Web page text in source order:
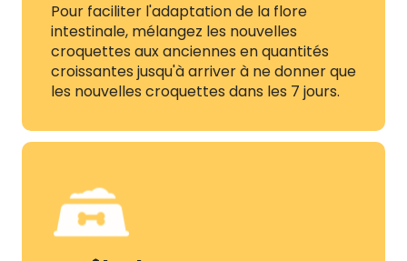
Pour faciliter l'adaptation de la flore
intestinale, mélangez les nouvelles
croquettes aux anciennes en quantités
croissantes jusqu'à arriver à ne donner que
les nouvelles croquettes dans les 7 jours.